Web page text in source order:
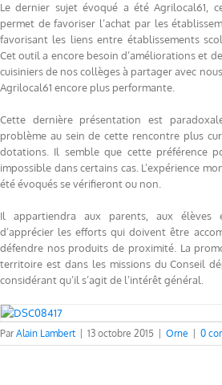
Le dernier sujet évoqué a été Agrilocal61,
permet de favoriser l’achat par les
favorisant les liens entre établissements
Cet outil a encore besoin d’améliorations et
cuisiniers de nos collèges à partager avec
Agrilocal61 encore plus performante.
Cette dernière présentation est
problème au sein de cette rencontre plus
dotations. Il semble que cette préférence
impossible dans certains cas. L’expérience
été évoqués se vérifieront ou non.
Il appartiendra aux parents, aux élèves
d’apprécier les efforts qui doivent être
défendre nos produits de proximité. La
territoire est dans les missions du Conseil
considérant qu’il s’agit de l’intérêt général.
ParAlain Lambert 13 octobre 2015 Orne 0